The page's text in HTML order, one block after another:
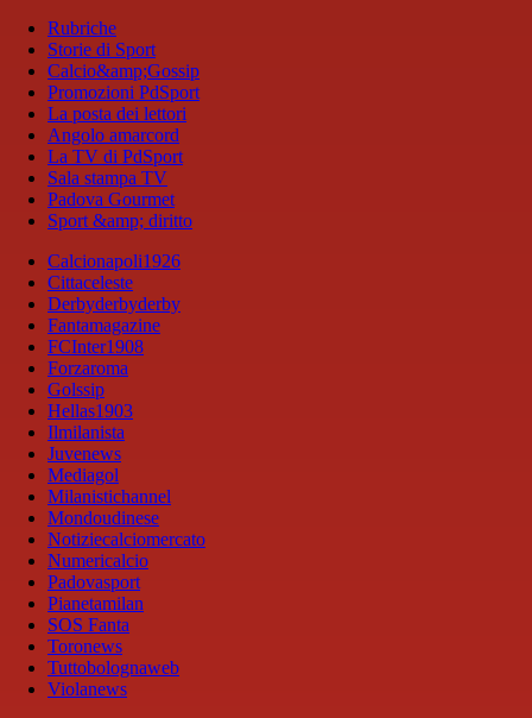
Rubriche
Storie di Sport
Calcio&amp;Gossip
Promozioni PdSport
La posta dei lettori
Angolo amarcord
La TV di PdSport
Sala stampa TV
Padova Gourmet
Sport &amp; diritto
Calcionapoli1926
Cittaceleste
Derbyderbyderby
Fantamagazine
FCInter1908
Forzaroma
Golssip
Hellas1903
Ilmilanista
Juvenews
Mediagol
Milanistichannel
Mondoudinese
Notiziecalciomercato
Numericalcio
Padovasport
Pianetamilan
SOS Fanta
Toronews
Tuttobolognaweb
Violanews